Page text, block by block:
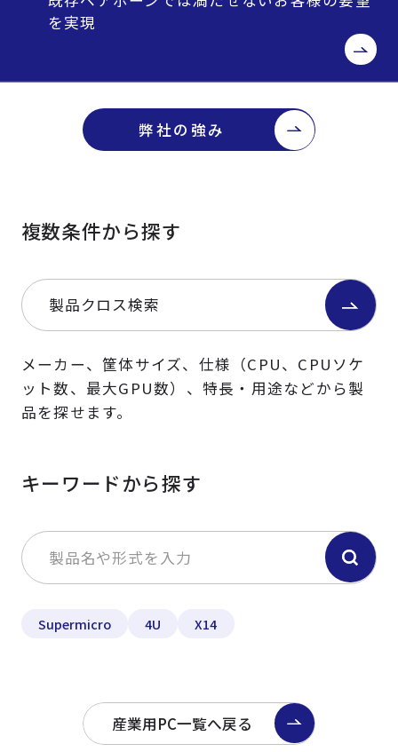
を実現
弊社の強み
複数条件から探す
製品クロス検索
メーカー、筐体サイズ、仕様（CPU、CPUソケ
ット数、最大GPU数）、特長・用途などから製
品を探せます。
キーワードから探す
Supermicro 4U X14
産業用PC一覧へ戻る